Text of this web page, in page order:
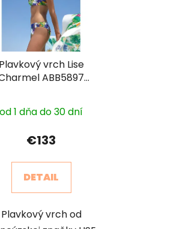
Plavkový vrch Lise
ABB5897
od 1 dňa do 30 dní
€133
DETAIL
Plavkový vrch od